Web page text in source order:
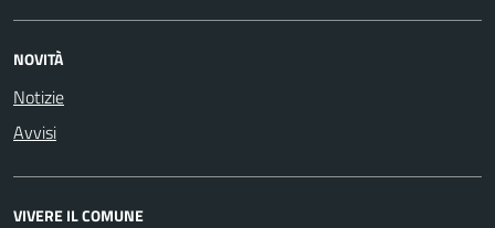
NOVITÀ
Notizie
Avvisi
VIVERE IL COMUNE